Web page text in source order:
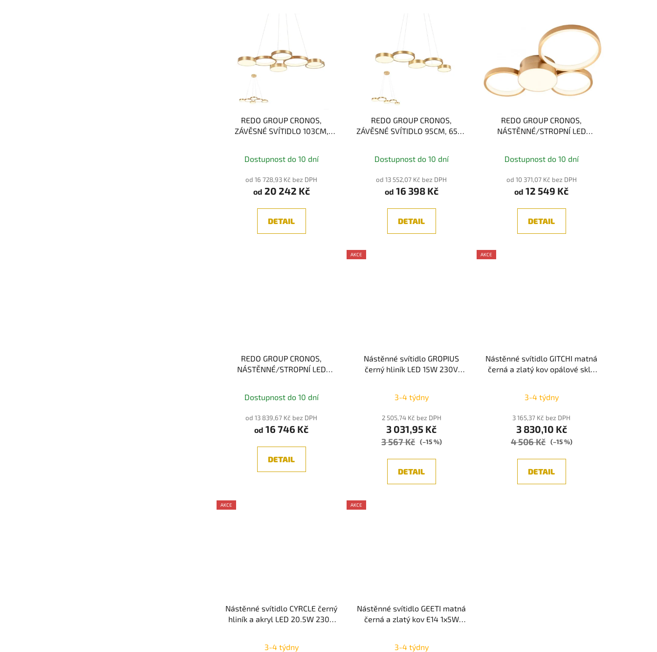
REDO GROUP CRONOS,
ZÁVĚSNÉ SVÍTIDLO 103CM,
Dostupnost do 10 dní
od 16 728,93 Kč bez DPH
od 20 242 Kč
DETAIL
REDO GROUP CRONOS,
ZÁVĚSNÉ SVÍTIDLO 95CM, 65W,
Dostupnost do 10 dní
od 13 552,07 Kč bez DPH
od 16 398 Kč
DETAIL
REDO GROUP CRONOS,
NÁSTĚNNÉ/STROPNÍ LED
Dostupnost do 10 dní
od 10 371,07 Kč bez DPH
od 12 549 Kč
DETAIL
REDO GROUP CRONOS,
NÁSTĚNNÉ/STROPNÍ LED
Dostupnost do 10 dní
od 13 839,67 Kč bez DPH
od 16 746 Kč
DETAIL
AKCE
Nástěnné svítidlo GROPIUS
černý hliník LED 15W 230V
3-4 týdny
2 505,74 Kč bez DPH
3 031,95 Kč
3 567 Kč (–15 %)
DETAIL
AKCE
Nástěnné svítidlo GITCHI matná
černá a zlatý kov opálové sklo
3-4 týdny
3 165,37 Kč bez DPH
3 830,10 Kč
4 506 Kč (–15 %)
DETAIL
AKCE
Nástěnné svítidlo CYRCLE černý
hliník a akryl LED 20.5W 230V
3-4 týdny
AKCE
Nástěnné svítidlo GEETI matná
černá a zlatý kov E14 1x5W
3-4 týdny